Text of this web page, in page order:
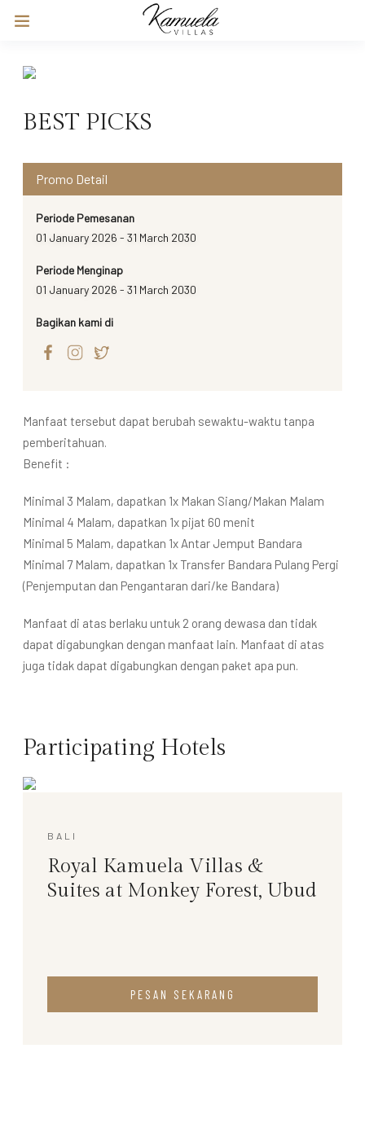
BEST PICKS
Promo Detail
Periode Pemesanan
01 January 2026 - 31 March 2030
Periode Menginap
01 January 2026 - 31 March 2030
Bagikan kami di
Manfaat tersebut dapat berubah sewaktu-waktu tanpa
pemberitahuan.
Benefit :
Minimal 3 Malam, dapatkan 1x Makan Siang/Makan Malam
Minimal 4 Malam, dapatkan 1x pijat 60 menit
Minimal 5 Malam, dapatkan 1x Antar Jemput Bandara
Minimal 7 Malam, dapatkan 1x Transfer Bandara Pulang Pergi
(Penjemputan dan Pengantaran dari/ke Bandara)
Manfaat di atas berlaku untuk 2 orang dewasa dan tidak
dapat digabungkan dengan manfaat lain. Manfaat di atas
juga tidak dapat digabungkan dengan paket apa pun.
Participating Hotels
BALI
Royal Kamuela Villas &
Suites at Monkey Forest, Ubud
PESAN SEKARANG